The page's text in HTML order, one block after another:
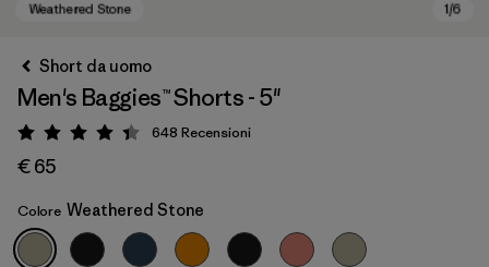
Weathered Stone
Short da uomo
Men's Baggies™ Shorts - 5"
Valutazione: 4.4 / 5
648 Recensioni
€ 65
Colore Weathered Stone